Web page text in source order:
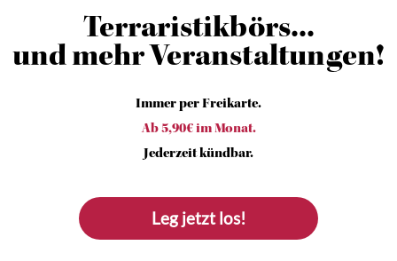
Terraristikbörs...
und mehr Veranstaltungen!
Immer per Freikarte.
Ab 5,90€ im Monat.
Jederzeit kündbar.
Leg jetzt los!